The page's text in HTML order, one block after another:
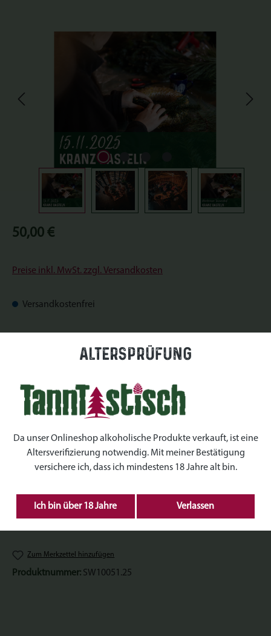
Regulärer Preis:
50,00 €
Preise inkl. MwSt. zzgl. Versandkosten
Versandkostenfrei
Uhrzeitenauswählen
auswählen
Produkt Anzahl: Gib den gewünschten Wert
IN DEN WARENKORB
Zum Merkzettel hinzufügen
Produktnummer: SW10051.25
Altersprüfung
Da unser Onlineshop alkoholische Produkte verkauft, ist eine
Altersverifizierung notwendig. Mit meiner Bestätigung
versichere ich, dass ich mindestens 18 Jahre alt bin.
Ich bin über 18 Jahre Verlassen